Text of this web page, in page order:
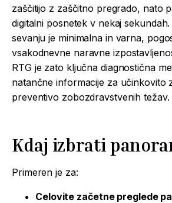
zaščitijo z zaščitno pregrado, nato
digitalni posnetek v nekaj
sevanju je minimalna in varna,
vsakodnevne naravne
RTG je zato ključna diagnostična
natančne informacije za učinkovito
preventivo zobozdravstvenih težav.
Kdaj izbrati
Primeren je za:
Celovite začetne preglede